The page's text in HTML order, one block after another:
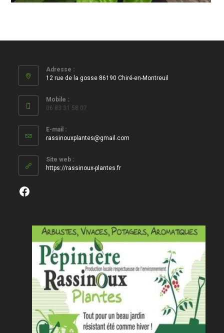
Adresse :
12 rue de la gosse 86190 Chiré-en-Montreuil
Mobile :
06 83 31 58 07
E-mail :
rassinouxplantes@gmail.com
Site web :
https://rassinoux-plantes.fr
Facebook